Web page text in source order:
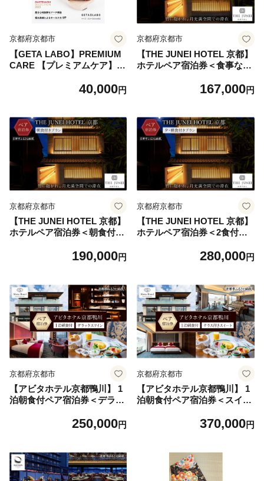
京都府京都市
【GETA LABO】PREMIUM
CARE 【プレミアムケア】＜
40,000円
京都府京都市
【THE JUNEI HOTEL 京都】
ホテルペア宿泊券＜食事なし
のアート 肉割烹ふたご併設
グルメ ふるさと納税 ］
167,000円
京都府京都市
【THE JUNEI HOTEL 京都】
ホテルペア宿泊券＜朝食付き
のアート 肉割烹ふたご併設
グルメ ふるさと納税 ］
190,000円
京都府京都市
【THE JUNEI HOTEL 京都】
ホテルペア宿泊券＜2食付き
のアート 肉割烹ふたご併設
グルメ ふるさと納税 ］
280,000円
京都府京都市
【アビタホテル京都鴨川】 1
泊朝食付ペア宿泊券＜デラッ
泊 ホテル 旅館 人気 おすすめ
250,000円
京都府京都市
【アビタホテル京都鴨川】 1
泊朝食付ペア宿泊券＜スイー
ル 旅館 人気 おすすめ 割引
370,000円